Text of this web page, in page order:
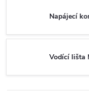
Napájecí
Vodící lišta